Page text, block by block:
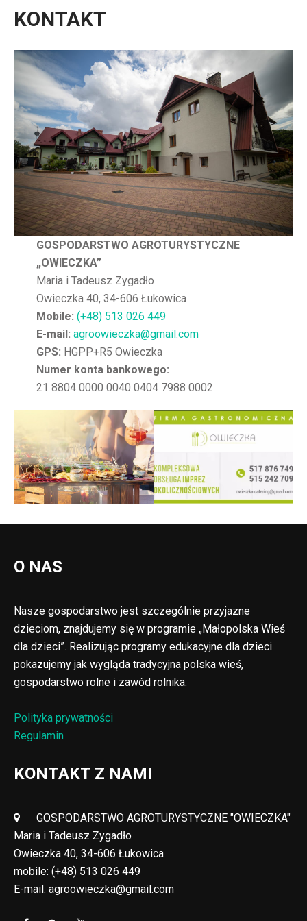
KONTAKT
GOSPODARSTWO AGROTURYSTYCZNE
„OWIECZKA”
Maria i Tadeusz Zygadło
Owieczka 40, 34-606 Łukowica
Mobile: (+48) 513 026 449
E-mail: agroowieczka@gmail.com
GPS: HGPP+R5 Owieczka
Numer konta bankowego:
21 8804 0000 0040 0404 7988 0002
O NAS
Nasze gospodarstwo jest szczególnie przyjazne
dzieciom, znajdujemy się w programie „Małopolska Wieś
dla dzieci”. Realizując programy edukacyjne dla dzieci
pokazujemy jak wygląda tradycyjna polska wieś,
gospodarstwo rolne i zawód rolnika.
Polityka prywatności
Regulamin
KONTAKT Z NAMI
GOSPODARSTWO AGROTURYSTYCZNE "OWIECZKA"
Maria i Tadeusz Zygadło
Owieczka 40, 34-606 Łukowica
mobile: (+48) 513 026 449
E-mail: agroowieczka@gmail.com